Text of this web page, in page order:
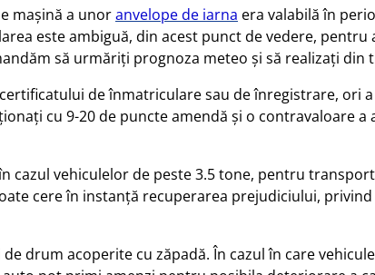
mașină a unoranvelope de iarna era valabilă în
este ambiguă, din acest punct de vedere, pentru
să urmăriți prognoza meteo și să realizați din
de înmatriculare sau de înregistrare, ori
cu 9-20 de puncte amendă și o contravaloare
cazul vehiculelor de peste 3.5 tone, pentru
cere în instanță recuperarea prejudiciului,
drum acoperite cu zăpadă. În cazul în care